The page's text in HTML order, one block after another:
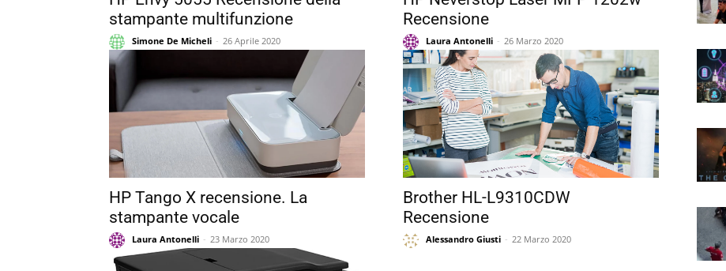
stampante multifunzione
Simone De Micheli - 26 Aprile 2020
Recensione
Laura Antonelli - 26 Marzo 2020
HP Tango X recensione. La
stampante vocale
Laura Antonelli - 23 Marzo 2020
Brother HL-L9310CDW
Recensione
Alessandro Giusti - 22 Marzo 2020